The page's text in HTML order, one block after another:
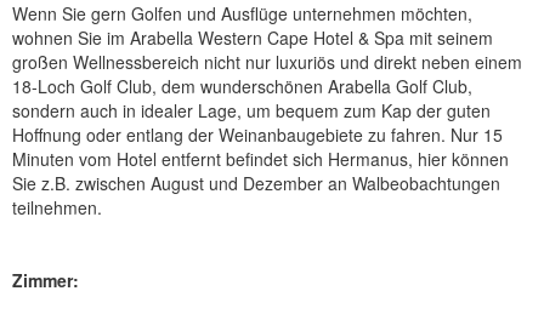
Wenn Sie gern Golfen und Ausflüge unternehmen möchten,
wohnen Sie im Arabella Western Cape Hotel & Spa mit seinem
großen Wellnessbereich nicht nur luxuriös und direkt neben einem
18-Loch Golf Club, dem wunderschönen Arabella Golf Club,
sondern auch in idealer Lage, um bequem zum Kap der guten
Hoffnung oder entlang der Weinanbaugebiete zu fahren. Nur 15
Minuten vom Hotel entfernt befindet sich Hermanus, hier können
Sie z.B. zwischen August und Dezember an Walbeobachtungen
teilnehmen.
Zimmer: